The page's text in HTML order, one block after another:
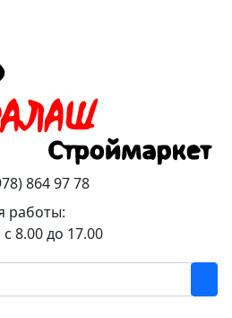
864 97 78
работы:
8.00 до 17.00